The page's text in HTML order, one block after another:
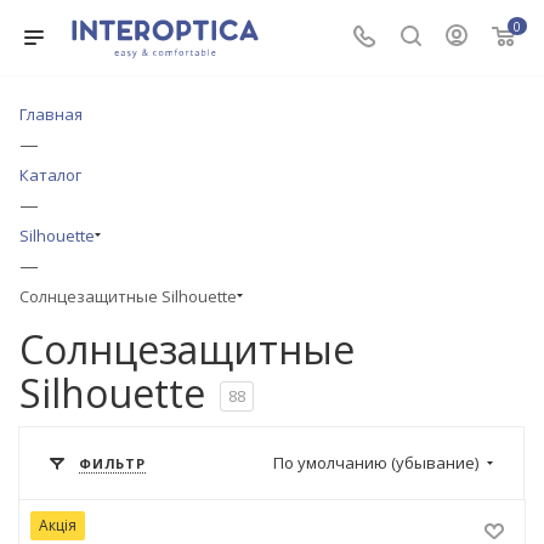
0
Главная
—
Каталог
—
Silhouette
—
Солнцезащитные Silhouette
Солнцезащитные
Silhouette
88
ФИЛЬТР По умолчанию (убывание)
Акція